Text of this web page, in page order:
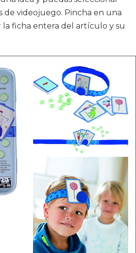
de videojuego. Pincha en una
la ficha entera del artículo y su